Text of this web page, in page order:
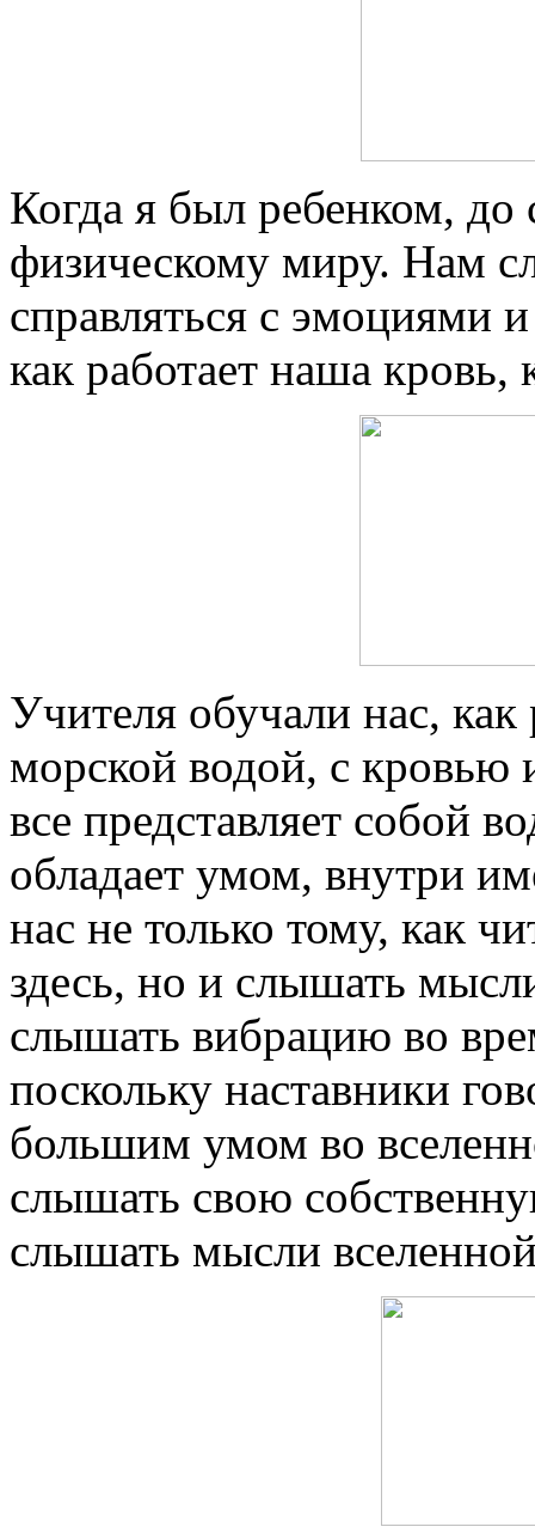
Когда я был ребенком, до
физическому миру. Нам
справляться с эмоциями
как работает наша
Учителя обучали нас, как
морской водой, с кровью
все представляет собой
обладает умом, внутри
нас не только тому, как
здесь, но и слышать
слышать вибрацию во
поскольку наставники
большим умом во
слышать свою
слышать мысли